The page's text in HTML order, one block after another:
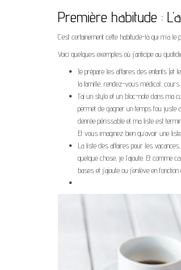
Première habitude :
C’est certainement cette habitude-là qui m’a
Voici quelques exemples où j’anticipe au
Je prépare les affaires des enfants (et
la famille, rendez-vous médical,
J’ai un stylo et un bloc-note dans ma
permet de gagner un temps fou juste
denrée périssable et ma liste est
Et vous imaginez bien qu’avoir une
La liste des affaires pour les
quelque chose, je l’ajoute. Et comme
bases et j’ajoute ou j’enlève en